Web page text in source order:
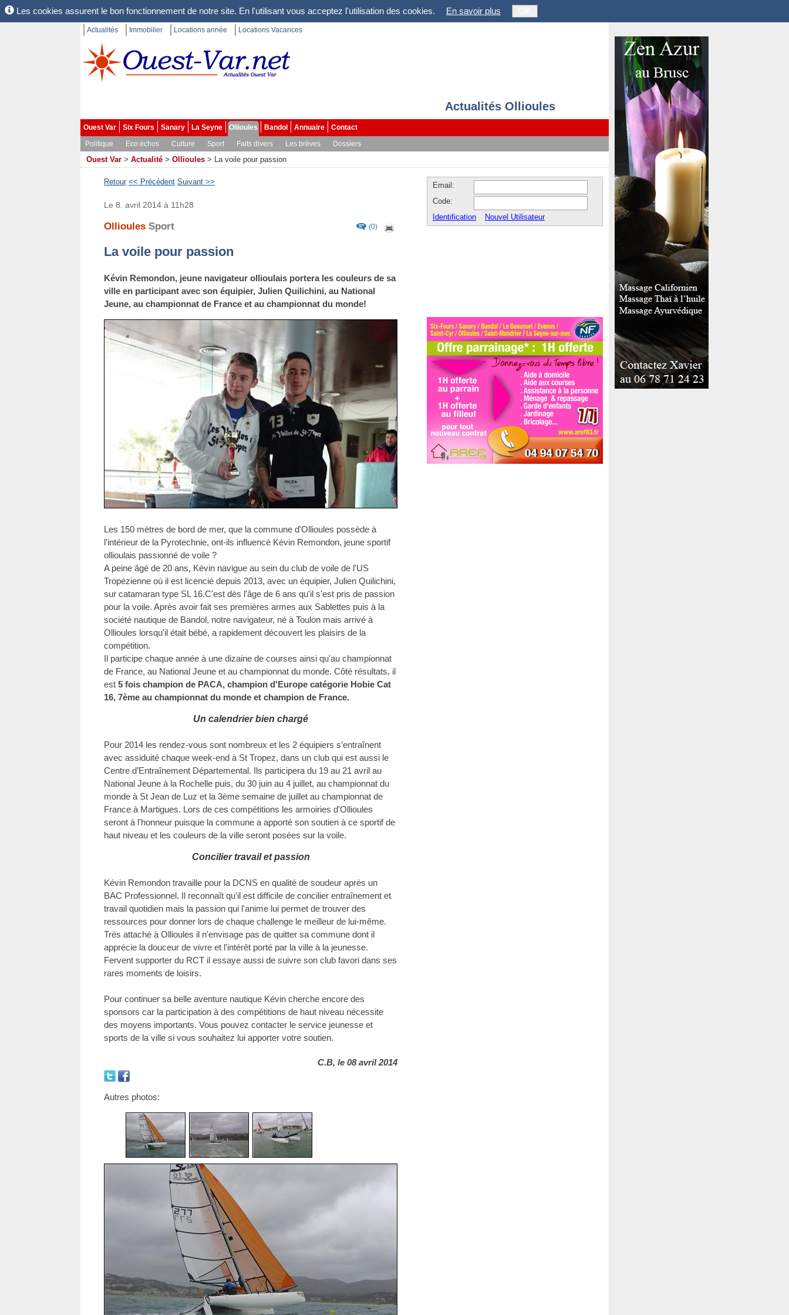
Les cookies assurent le bon fonctionnement de notre site. En l'utilisant vous acceptez l'utilisation des cookies. En savoir plus
Actualités Immobilier Locations année Locations Vacances
Actualités Ollioules
Ouest Var Six Fours Sanary La Seyne Ollioules Bandol Annuaire
Contact
Politique
Eco échos Culture Sport Faits divers Les brèves Dossiers
Ouest Var > Actualité > Ollioules > La voile pour passion
Retour << Précédent Suivant >>
(0)
Le 8. avril 2014 à 11h28
Ollioules Sport
La voile pour passion
Kévin Remondon, jeune navigateur ollioulais portera les couleurs de sa
ville en participant avec son équipier, Julien Quilichini, au National
Jeune, au championnat de France et au championnat du monde!
Les 150 mètres de bord de mer, que la commune d'Ollioules possède à
l'intérieur de la Pyrotechnie, ont-ils influencé Kévin Remondon, jeune sportif
ollioulais passionné de voile ?
A peine âgé de 20 ans, Kévin navigue au sein du club de voile de l'US
Tropézienne où il est licencié depuis 2013, avec un équipier, Julien Quilichini,
sur catamaran type SL 16.C'est dès l'âge de 6 ans qu'il s'est pris de passion
pour la voile. Après avoir fait ses premières armes aux Sablettes puis à la
société nautique de Bandol, notre navigateur, né à Toulon mais arrivé à
Ollioules lorsqu'il était bébé, a rapidement découvert les plaisirs de la
compétition.
Il participe chaque année à une dizaine de courses ainsi qu'au championnat
de France, au National Jeune et au championnat du monde. Côté résultats, il
est 5 fois champion de PACA, champion d'Europe catégorie Hobie Cat
16, 7ème au championnat du monde et champion de France.
Un calendrier bien chargé
Pour 2014 les rendez-vous sont nombreux et les 2 équipiers s’entraînent
avec assiduité chaque week-end à St Tropez, dans un club qui est aussi le
Centre d’Entraînement Départemental. Ils participera du 19 au 21 avril au
National Jeune à la Rochelle puis, du 30 juin au 4 juillet, au championnat du
monde à St Jean de Luz et la 3ème semaine de juillet au championnat de
France à Martigues. Lors de ces compétitions les armoiries d'Ollioules
seront à l'honneur puisque la commune a apporté son soutien à ce sportif de
haut niveau et les couleurs de la ville seront posées sur la voile.
Concilier travail et passion
Kévin Remondon travaille pour la DCNS en qualité de soudeur après un
BAC Professionnel. Il reconnaît qu'il est difficile de concilier entraînement et
travail quotidien mais la passion qui l'anime lui permet de trouver des
ressources pour donner lors de chaque challenge le meilleur de lui-même.
Très attaché à Ollioules il n'envisage pas de quitter sa commune dont il
apprécie la douceur de vivre et l'intérêt porté par la ville à la jeunesse.
Fervent supporter du RCT il essaye aussi de suivre son club favori dans ses
rares moments de loisirs.
Pour continuer sa belle aventure nautique Kévin cherche encore des
sponsors car la participation à des compétitions de haut niveau nécessite
des moyens importants. Vous pouvez contacter le service jeunesse et
sports de la ville si vous souhaitez lui apporter votre soutien.
C.B, le 08 avril 2014
Autres photos:
Email:
Code:
Identification
Nouvel Utilisateur